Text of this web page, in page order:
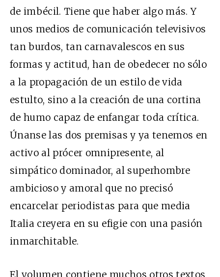
de imbécil. Tiene que haber algo más. Y
unos medios de comunicación televisivos
tan burdos, tan carnavalescos en sus
formas y actitud, han de obedecer no sólo
a la propagación de un estilo de vida
estulto, sino a la creación de una cortina
de humo capaz de enfangar toda crítica.
Únanse las dos premisas y ya tenemos en
activo al prócer omnipresente, al
simpático dominador, al superhombre
ambicioso y amoral que no precisó
encarcelar periodistas para que media
Italia creyera en su efigie con una pasión
inmarchitable.
El volumen contiene muchos otros textos